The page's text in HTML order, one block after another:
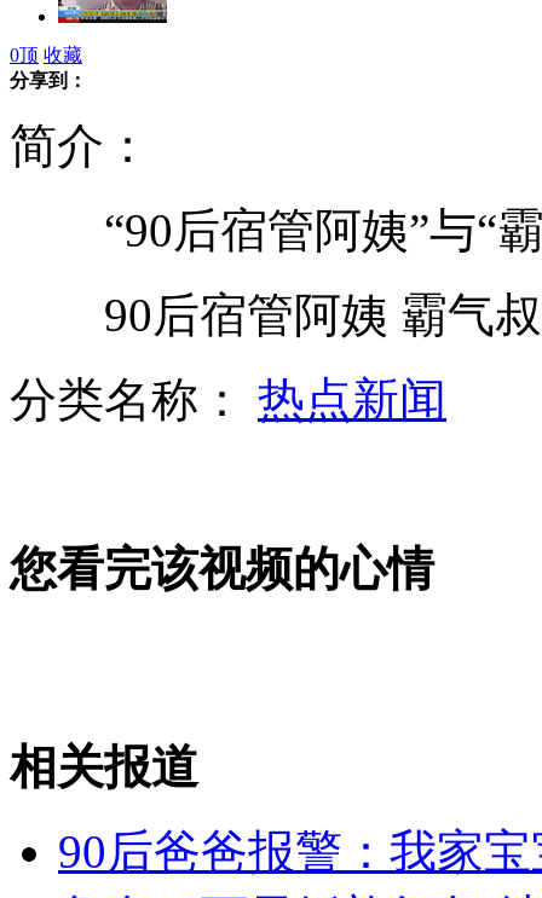
美威斯康星州发生枪击案 多人死伤
解读营业税改征增值税扩大试点
朝方称若韩散发反朝传单将军事打击
女孩北京地铁殴打老人 痛下狠手拳打脚踢
无痛分娩是否安全 医生回应
0顶 收藏
分享到：
简介：
“90后宿管阿姨”与“霸
90后宿管阿姨 霸气叔
分类名称： 热点新闻
您看完该视频的心情
相关报道
90后爸爸报警：我家